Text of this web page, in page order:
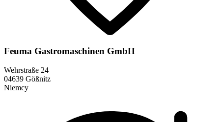
Feuma Gastromaschinen GmbH
Wehrstraße 24
04639 Gößnitz
Niemcy